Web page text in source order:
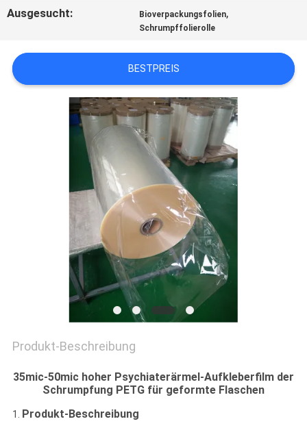
FORDERN
SIE EIN
DATENSCHUTZRICHTLINIE
Ausgesucht: Bioverpackungsfolien,
Schrumpffolierolle
BESTPREIS
Produkt-Beschreibung
35mic-50mic hoher Psychiaterärmel-Aufkleberfilm der
Schrumpfung PETG für geformte Flaschen
1. Produkt-Beschreibung